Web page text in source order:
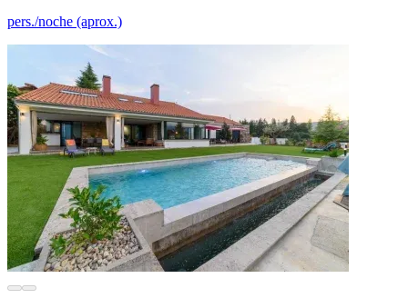
pers./noche (aprox.)